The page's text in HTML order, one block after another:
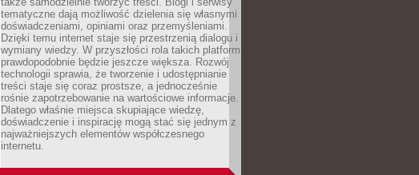
tematyczne dają możliwość dzielenia się własnymi
doświadczeniami, opiniami oraz przemyśleniami.
Dzięki temu internet staje się przestrzenią dialogu i
wymiany wiedzy. W przyszłości rola takich platform
prawdopodobnie będzie jeszcze większa. Rozwój
technologii sprawia, że tworzenie i udostępnianie
treści staje się coraz prostsze, a jednocześnie
rośnie zapotrzebowanie na wartościowe informacje.
Dlatego właśnie miejsca skupiające wiedzę,
doświadczenie i inspirację mogą stać się jednym z
najważniejszych elementów współczesnego
internetu.